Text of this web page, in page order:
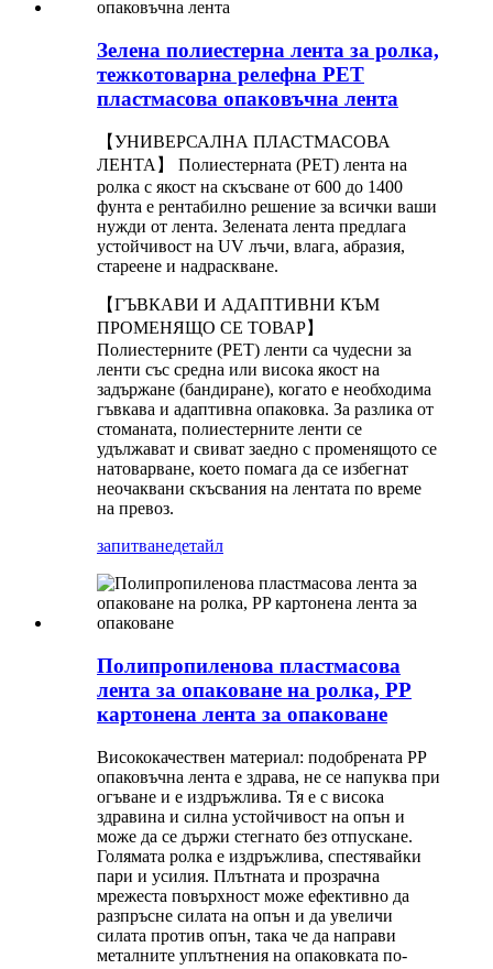
Зелена полиестерна лента за ролка,
тежкотоварна релефна PET
пластмасова опаковъчна лента
【УНИВЕРСАЛНА ПЛАСТМАСОВА
ЛЕНТА】 Полиестерната (PET) лента на
ролка с якост на скъсване от 600 до 1400
фунта е рентабилно решение за всички ваши
нужди от лента. Зелената лента предлага
устойчивост на UV лъчи, влага, абразия,
стареене и надраскване.
【ГЪВКАВИ И АДАПТИВНИ КЪМ
ПРОМЕНЯЩО СЕ ТОВАР】
Полиестерните (PET) ленти са чудесни за
ленти със средна или висока якост на
задържане (бандиране), когато е необходима
гъвкава и адаптивна опаковка. За разлика от
стоманата, полиестерните ленти се
удължават и свиват заедно с променящото се
натоварване, което помага да се избегнат
неочаквани скъсвания на лентата по време
на превоз.
запитванедетайл
Полипропиленова пластмасова
лента за опаковане на ролка, PP
картонена лента за опаковане
Висококачествен материал: подобрената PP
опаковъчна лента е здрава, не се напуква при
огъване и е издръжлива. Тя е с висока
здравина и силна устойчивост на опън и
може да се държи стегнато без отпускане.
Голямата ролка е издръжлива, спестявайки
пари и усилия. Плътната и прозрачна
мрежеста повърхност може ефективно да
разпръсне силата на опън и да увеличи
силата против опън, така че да направи
металните уплътнения на опаковката по-